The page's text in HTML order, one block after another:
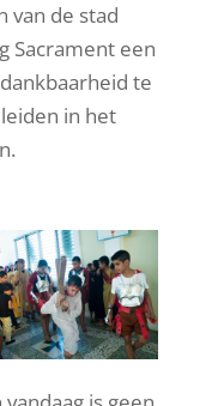
van de stad
Sacrament een
te
in het